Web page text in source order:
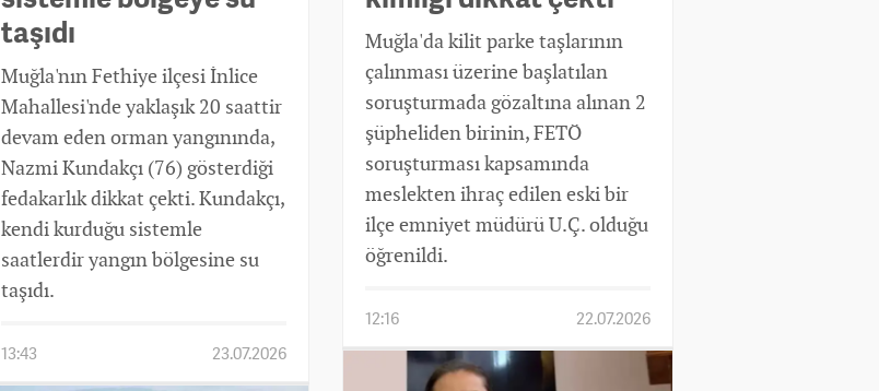
taşıdı
Muğla'nın Fethiye ilçesi İnlice
Mahallesi'nde yaklaşık 20 saattir
devam eden orman yangınında,
Nazmi Kundakçı (76) gösterdiği
fedakarlık dikkat çekti. Kundakçı,
kendi kurduğu sistemle
saatlerdir yangın bölgesine su
taşıdı.
13:43 23.07.2026
Muğla'da kilit parke taşlarının
çalınması üzerine başlatılan
soruşturmada gözaltına alınan 2
şüpheliden birinin, FETÖ
soruşturması kapsamında
meslekten ihraç edilen eski bir
ilçe emniyet müdürü U.Ç. olduğu
öğrenildi.
12:16 22.07.2026